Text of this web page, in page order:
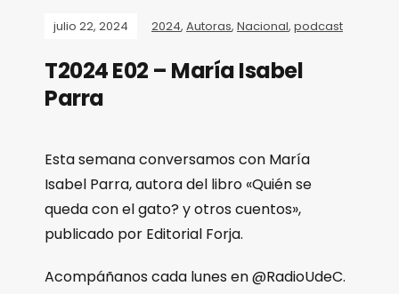
julio 22, 2024 2024, Autoras, Nacional, podcast
T2024 E02 – María Isabel
Parra
Esta semana conversamos con María
Isabel Parra, autora del libro «Quién se
queda con el gato? y otros cuentos»,
publicado por Editorial Forja.
Acompáñanos cada lunes en @RadioUdeC.